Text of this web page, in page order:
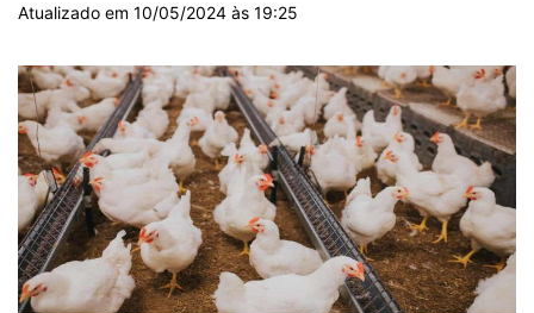
Atualizado em 10/05/2024 às 19:25